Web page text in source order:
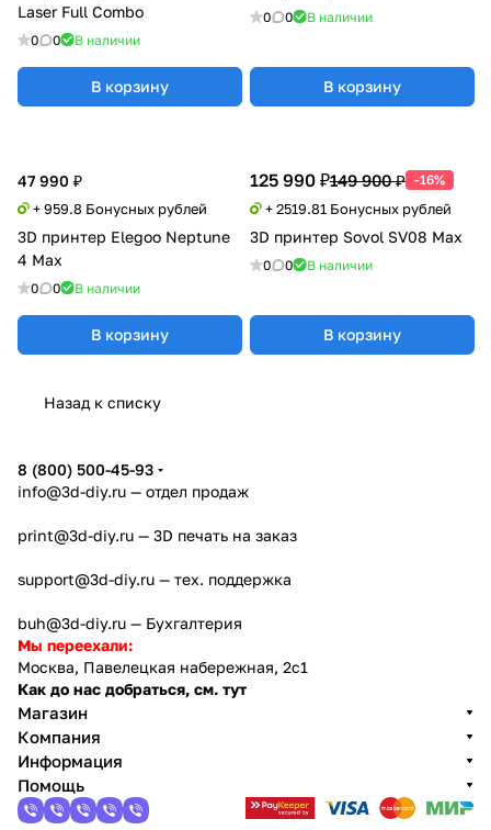
Laser Full Combo
0 0 В наличии
В корзину
0 0 В наличии
В корзину
47 990 ₽
+ 959.8 Бонусных рублей
3D принтер Elegoo Neptune
4 Max
0 0 В наличии
В корзину
125 990 ₽149 900 ₽ -16%
+ 2519.81 Бонусных рублей
3D принтер Sovol SV08 Max
0 0 В наличии
В корзину
Назад к списку
8 (800) 500-45-93
info@3d-diy.ru — отдел продаж
print@3d-diy.ru — 3D печать на заказ
support@3d-diy.ru — тех. поддержка
buh@3d-diy.ru — Бухгалтерия
Мы переехали:
Москва, Павелецкая набережная, 2с1
Как до нас добраться, см. тут
Магазин
Компания
Информация
Помощь